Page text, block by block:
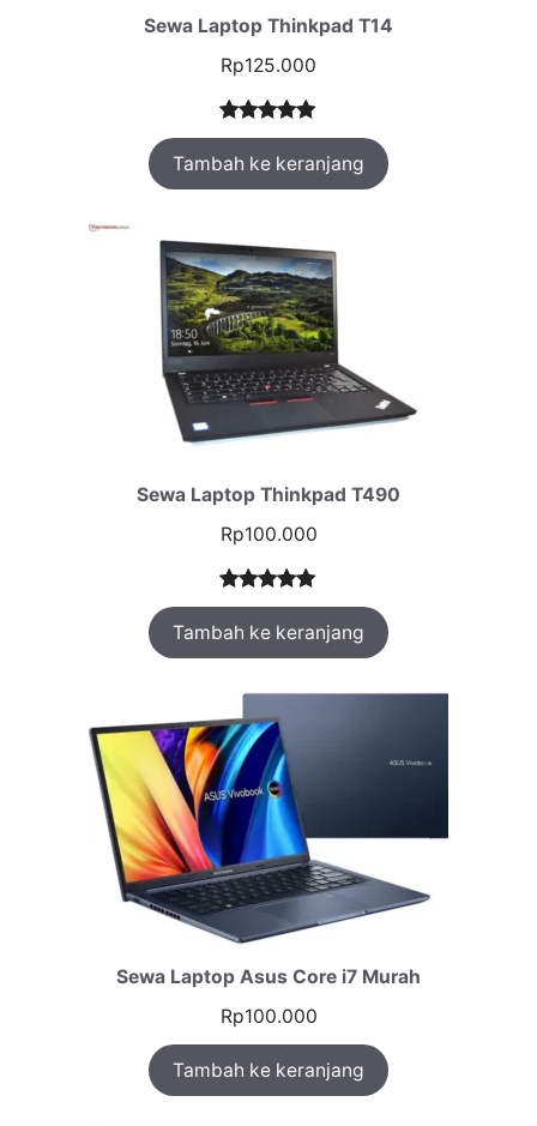
Sewa Laptop Thinkpad T14
Rp125.000
Peringkat
5.00dari 5
berdasarka
1
pelanggan
Tambah ke keranjang
Sewa Laptop Thinkpad T490
Rp100.000
Peringkat
5.00dari 5
berdasarka
1
penilaian
pelanggan
Tambah ke keranjang
Sewa Laptop Asus Core i7 Murah
Rp100.000
Tambah ke keranjang